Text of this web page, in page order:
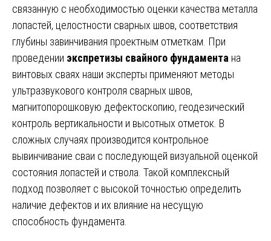
связанную с необходимостью оценки качества металла
лопастей, целостности сварных швов, соответствия
глубины завинчивания проектным отметкам. При
проведении экспретизы свайного фундамента на
винтовых сваях наши эксперты применяют методы
ультразвукового контроля сварных швов,
магнитопорошковую дефектоскопию, геодезический
контроль вертикальности и высотных отметок. В
сложных случаях производится контрольное
вывинчивание сваи с последующей визуальной оценкой
состояния лопастей и ствола. Такой комплексный
подход позволяет с высокой точностью определить
наличие дефектов и их влияние на несущую
способность фундамента.